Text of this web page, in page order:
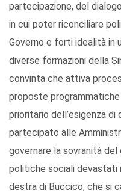
partecipazione, del
in cui poter riconciliare
Governo e forti idealità in
diverse formazioni della
convinta che attiva
proposte
prioritario dell’esigenza di
partecipato alle
governare la sovranità
politiche sociali devastati
destra di Buccico, che si